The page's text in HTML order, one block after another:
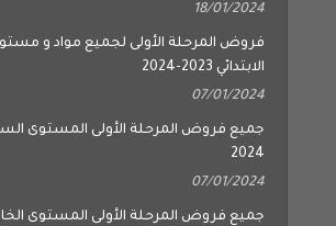
18/01/2024
فروض المرحلة الأولى لجميع مواد و
الابتدائي 2023-2024
07/01/2024
2024
07/01/2024